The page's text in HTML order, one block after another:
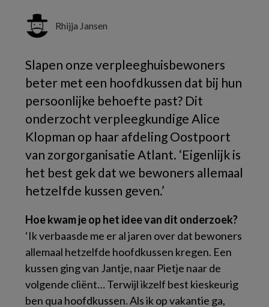
Rhijja Jansen
Slapen onze verpleeghuisbewoners
beter met een hoofdkussen dat bij hun
persoonlijke behoefte past? Dit
onderzocht verpleegkundige Alice
Klopman op haar afdeling Oostpoort
van zorgorganisatie Atlant. ‘Eigenlijk is
het best gek dat we bewoners allemaal
hetzelfde kussen geven.’
Hoe kwam je op het idee van dit onderzoek?
‘Ik verbaasde me er al jaren over dat bewoners
allemaal hetzelfde hoofdkussen kregen. Een
kussen ging van Jantje, naar Pietje naar de
volgende cliënt… Terwijl ikzelf best kieskeurig
ben qua hoofdkussen. Als ik op vakantie ga,